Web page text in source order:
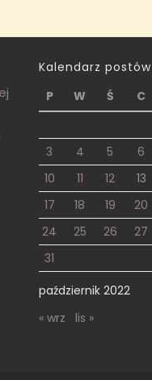
Kalendarz postów
październik 2022
P W Ś C
3
4 5 6
10
11 12 13
17
18 19 20
24
25 26 27
31
« wrz lis »